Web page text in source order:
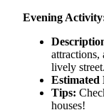
Evening
attractions,
lively street.
Estimated
Tips:
houses!